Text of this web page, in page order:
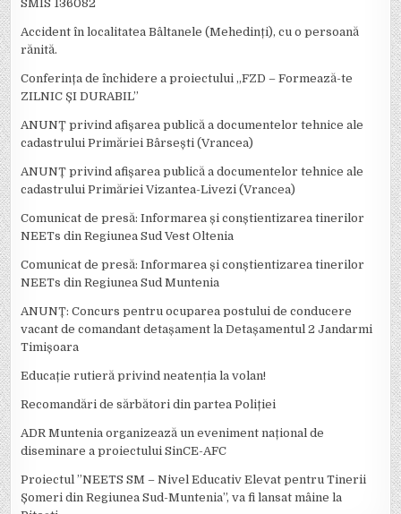
SMIS 136082
Accident în localitatea Bâltanele (Mehedinți), cu o persoană
rănită.
Conferința de închidere a proiectului ,,FZD – Formează-te
ZILNIC ȘI DURABIL’’
ANUNȚ privind afișarea publică a documentelor tehnice ale
cadastrului Primăriei Bârsești (Vrancea)
ANUNȚ privind afișarea publică a documentelor tehnice ale
cadastrului Primăriei Vizantea-Livezi (Vrancea)
Comunicat de presă: Informarea și conștientizarea tinerilor
NEETs din Regiunea Sud Vest Oltenia
Comunicat de presă: Informarea și conștientizarea tinerilor
NEETs din Regiunea Sud Muntenia
ANUNȚ: Concurs pentru ocuparea postului de conducere
vacant de comandant detașament la Detașamentul 2 Jandarmi
Timișoara
Educație rutieră privind neatenția la volan!
Recomandări de sărbători din partea Poliției
ADR Muntenia organizează un eveniment național de
diseminare a proiectului SinCE-AFC
Proiectul ”NEETS SM – Nivel Educativ Elevat pentru Tinerii
Șomeri din Regiunea Sud-Muntenia”, va fi lansat mâine la